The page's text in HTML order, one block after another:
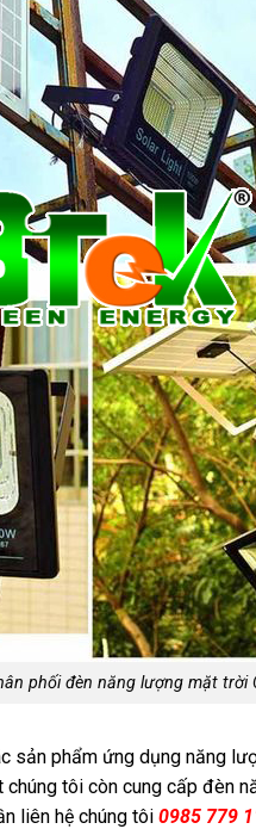
phối đèn năng lượng mặt trời
sản phẩm ứng dụng năng
chúng tôi còn cung cấp đèn
liên hệ chúng tôi 0985 779